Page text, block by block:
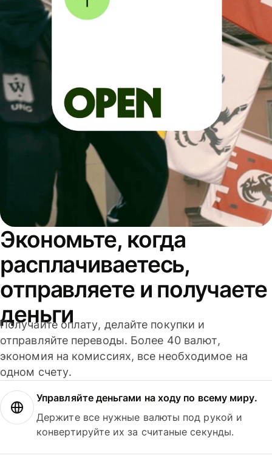
Экономьте, когда
расплачиваетесь,
отправляете и получаете
деньги
Получайте оплату, делайте покупки и
отправляйте переводы. Более 40 валют,
экономия на комиссиях, все необходимое на
одном счету.
Управляйте деньгами на ходу по всему миру.
Держите все нужные валюты под рукой и
конвертируйте их за считаные секунды.